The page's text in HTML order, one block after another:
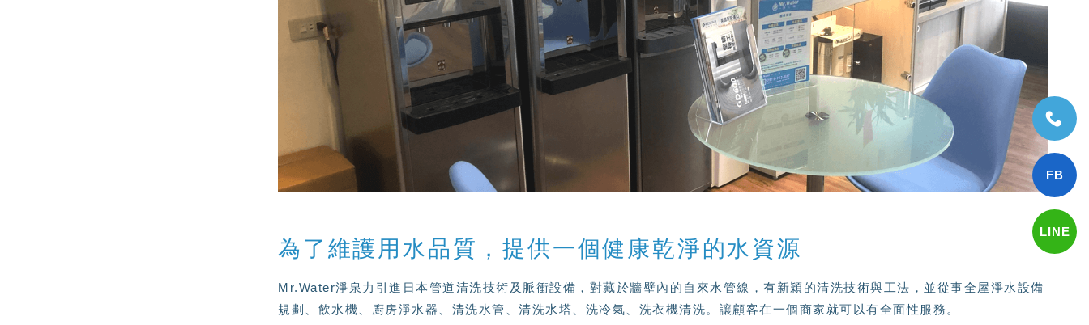
為了維護用水品質，提供一個健康乾淨的水資源
Mr.Water淨泉力引進日本管道清洗技術及脈衝設備，對藏於牆壁內的自來水管線，有新穎的清洗技術與工法，並從事全屋淨水設備
規劃、飲水機、廚房淨水器、清洗水管、清洗水塔、洗冷氣、洗衣機清洗。讓顧客在一個商家就可以有全面性服務。